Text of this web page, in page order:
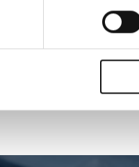
304L ASTM 150 lbs 6In
304L ASTM 150 lbs 8In
304L ASTM 150 lbs 12In